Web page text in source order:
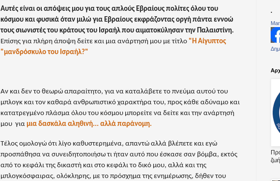
Αυτές είναι οι απόψεις μου για τους απλούς Εβραίους πολίτες όλου του
κόσμου και φυσικά όταν μιλώ για Εβραίους εκφράζοντας οργή πάντα εννοώ
τους σιωνιστές του κράτους του Ισραήλ που αιματοκύλησαν την Παλαιστίνη.
Επίσης για πλήρη άποψη δείτε και μια ανάρτησή μου με τίτλο "Η Αίγυπτος
"μανδρόσκυλο του Ισραήλ?"
Αν και δεν το θεωρώ απαραίτητο, για να καταλάβετε το πνεύμα αυτού του
μπλογκ και τον καθαρά ανθρωπιστικό χαρακτήρα του, προς κάθε αδύναμο και
κατατρεγμένο πλάσμα όλου του κόσμου μπορείτε να δείτε και την ανάρτησή
μου για μια δασκάλα αληθινή... αλλά παράνομη.
Τέλος ομολογώ ότι λίγο καθυστερημένα, απαντώ αλλά βλέπετε και εγώ
προσπάθησα να συνειδητοποιήσω τι ήταν αυτό που έσκασε σαν βόμβα, εκτός
από το κεφάλι της δικαστή και στο κεφάλι το δικό μου, αλλά και της
μπλογκόσφαιρας, ολόκληρης, με το πρόσχημα της ενημέρωσης, δήθεν του
.